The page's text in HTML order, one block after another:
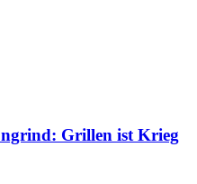
Grillen ist Krieg